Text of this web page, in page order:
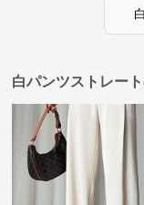
白パンツストレー